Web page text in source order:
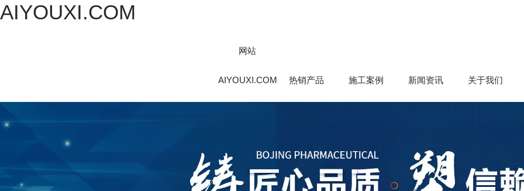
AIYOUXI.COM
网站
AIYOUXI.COM 热销产品 施工案例 新闻资讯 关于我们